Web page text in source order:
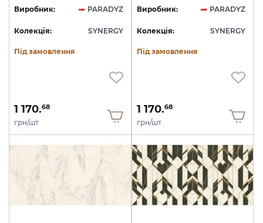
Виробник: PARADYZ
Колекція: SYNERGY
Під замовлення
1 170.68
грн/шт
Виробник: PARADYZ
Колекція: SYNERGY
Під замовлення
1 170.68
грн/шт